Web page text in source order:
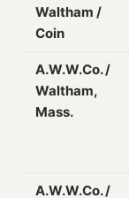
Waltham /
Coin
A.W.W.Co. /
Waltham,
Mass.
A.W.W.Co. /